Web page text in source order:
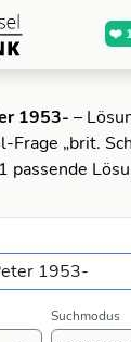
❤️
1953- –
Frage „brit.
passende
Suchmodus